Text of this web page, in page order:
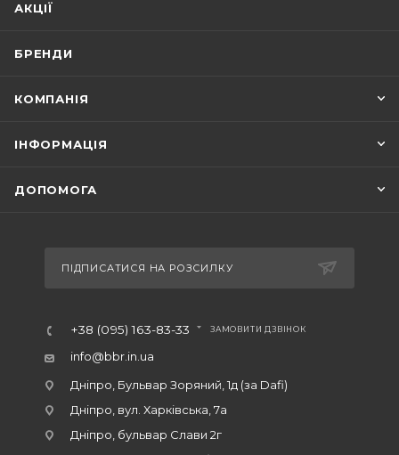
АКЦІЇ
БРЕНДИ
КОМПАНІЯ
ІНФОРМАЦІЯ
ДОПОМОГА
ПІДПИСАТИСЯ НА РОЗСИЛКУ
+38 (095) 163-83-33 ЗАМОВИТИ ДЗВІНОК
info@bbr.in.ua
Дніпро, Бульвар Зоряний, 1д (за Dafi)
Дніпро, вул. Харківська, 7а
Дніпро, бульвар Слави 2г